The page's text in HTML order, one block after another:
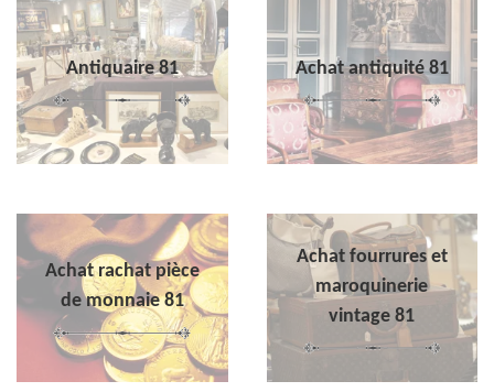
Antiquaire 81 Achat antiquité 81
Achat rachat pièce
de monnaie 81
Achat fourrures et
maroquinerie
vintage 81